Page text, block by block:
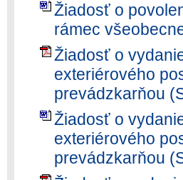
Žiadosť o
rámec
Žiadosť o
exteriérového
prevádzkarňou
Žiadosť o
exteriérového
prevádzkarňou